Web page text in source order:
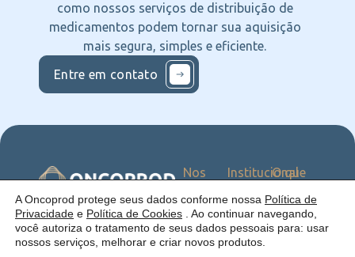
como nossos serviços de distribuição de
medicamentos podem tornar sua aquisição
mais segura, simples e eficiente.
Entre em contato
Uma empresa:
Institucional
somos
Como
atuamos
Estrutura
Blog
O que
Serviços
Catálogo
Nos
nas
Redes
A Oncoprod protege seus dados conforme nossa Política de
Privacidade e Política de Cookies . Ao continuar navegando,
você autoriza o tratamento de seus dados pessoais para: usar
nossos serviços, melhorar e criar novos produtos.